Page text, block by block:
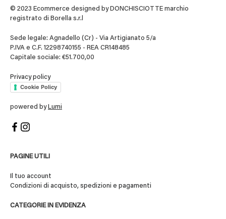
© 2023 Ecommerce designed by DONCHISCIOTTE marchio
registrato di Borella s.r.l
Sede legale: Agnadello (Cr) - Via Artigianato 5/a
P.IVA e C.F. 12298740155 - REA CR148485
Capitale sociale: €51.700,00
Privacy policy
Cookie Policy
powered by Lumi
PAGINE UTILI
Il tuo account
Condizioni di acquisto, spedizioni e pagamenti
CATEGORIE IN EVIDENZA